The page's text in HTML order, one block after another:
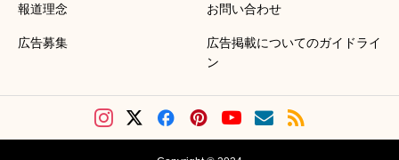
報道理念 お問い合わせ
広告募集
広告掲載についてのガイドライ
ン